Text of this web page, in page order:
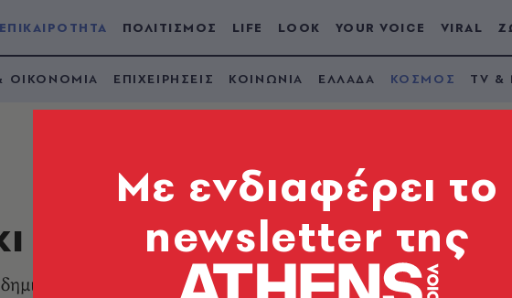
ΕΠΙΚΑΙΡΟΤΗΤΑ ΠΟΛΙΤΙΣΜΟΣ LIFE LOOK YOUR VOICE VIRAL
ΟΙΚΟΝΟΜΙΑ ΕΠΙΧΕΙΡΗΣΕΙΣ ΚΟΙΝΩΝΙΑ ΕΛΛΑΔΑ ΚΟΣΜΟΣ TV &
του Μπέλφαστ
η με το ζόρι συνύπαρξη, τα συστημικά μετριοπαθή
Mε ενδιαφέρει το
newsletter της